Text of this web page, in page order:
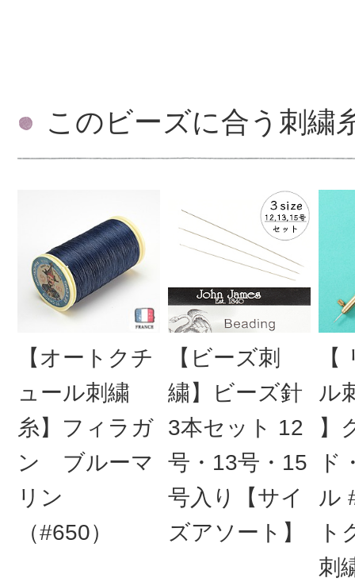
このビーズに合う刺繍
【オートクチ
ュール刺繍
糸】フィラガ
ン ブルーマ
リン
（#650）
【ビーズ刺
繍】ビーズ針
3本セット 12
号・13号・15
号入り【サイ
ズアソート】
ル
】
ド
ル
ト
刺